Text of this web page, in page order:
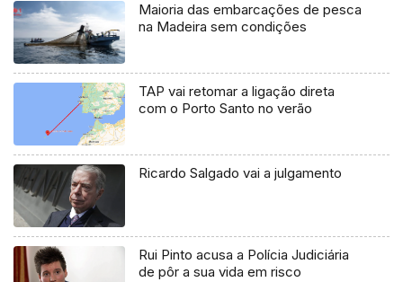
Maioria das embarcações de pesca
na Madeira sem condições
TAP vai retomar a ligação direta
com o Porto Santo no verão
Ricardo Salgado vai a julgamento
Rui Pinto acusa a Polícia Judiciária
de pôr a sua vida em risco